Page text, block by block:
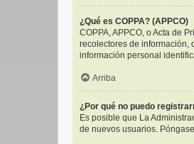
¿Qué es COPPA? (APPCO)
COPPA, APPCO, o Acta de
recolectores de información,
información personal
Arriba
¿Por qué no puedo
Es posible que La
de nuevos usuarios.